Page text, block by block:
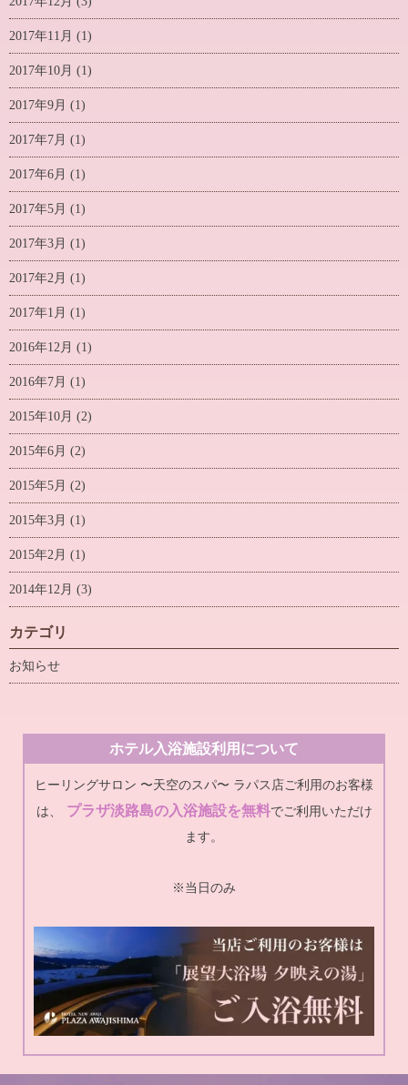
2017年11月 (1)
2017年10月 (1)
2017年9月 (1)
2017年7月 (1)
2017年6月 (1)
2017年5月 (1)
2017年3月 (1)
2017年2月 (1)
2017年1月 (1)
2016年12月 (1)
2016年7月 (1)
2015年10月 (2)
2015年6月 (2)
2015年5月 (2)
2015年3月 (1)
2015年2月 (1)
2014年12月 (3)
カテゴリ
お知らせ
ホテル入浴施設利用について
ヒーリングサロン 〜天空のスパ〜 ラパス店ご利用のお客様
は、
プラザ淡路島の入浴施設を無料でご利用いただけ
ます。
※当日のみ